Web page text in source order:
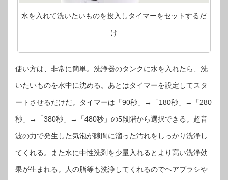
水を入れて洗いたいものを投入しタイマーをセットするだ
け
使い方は、非常に簡単。洗浄器のタンクに水を入れたら、洗
いたいものを水中に沈める。あとはタイマーを設定してスタ
ートさせるだけだ。タイマーは「90秒」→「180秒」→「280
秒」→「380秒」→「480秒」の5段階から選択できる。超音
波の力で発生した気泡が隙間に溜った汚れをしっかり洗浄し
てくれる。また水に中性洗剤を少量入れるとより高い洗浄効
果が生まれる。人の脂等も洗浄してくれるのでヘアブラシや